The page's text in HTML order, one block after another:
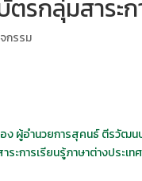
รกลุ่มสาระ
กรรม
อง ผู้อำนวยการสุคนธ์ ตีรวั
การเรียนรู้ภาษาต่างประเ